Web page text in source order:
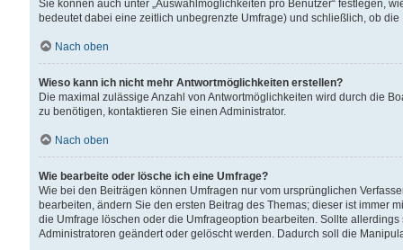
Sie können auch unter „Auswahlmöglichkeiten pro Benutzer“ festlegen,
bedeutet dabei eine zeitlich unbegrenzte Umfrage) und schließlich, ob
Nach oben
Wieso kann ich nicht mehr Antwortmöglichkeiten erstellen?
Die maximal zulässige Anzahl von Antwortmöglichkeiten wird durch die
zu benötigen, kontaktieren Sie einen Administrator.
Nach oben
Wie bearbeite oder lösche ich eine Umfrage?
Wie bei den Beiträgen können Umfragen nur vom ursprünglichen
bearbeiten, ändern Sie den ersten Beitrag des Themas; dieser ist immer
die Umfrage löschen oder die Umfrageoption bearbeiten. Sollte
Administratoren geändert oder gelöscht werden. Dadurch soll die